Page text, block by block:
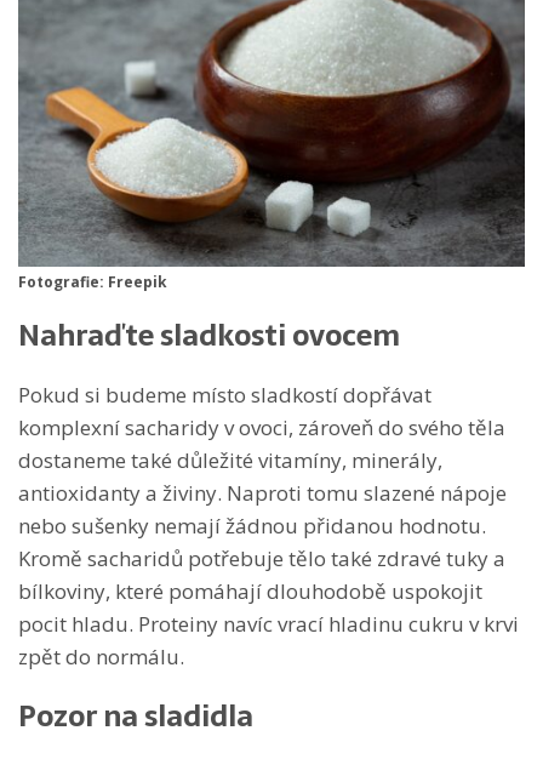
Fotografie: Freepik
Nahraďte sladkosti ovocem
Pokud si budeme místo sladkostí dopřávat
komplexní sacharidy v ovoci, zároveň do svého těla
dostaneme také důležité vitamíny, minerály,
antioxidanty a živiny. Naproti tomu slazené nápoje
nebo sušenky nemají žádnou přidanou hodnotu.
Kromě sacharidů potřebuje tělo také zdravé tuky a
bílkoviny, které pomáhají dlouhodobě uspokojit
pocit hladu. Proteiny navíc vrací hladinu cukru v krvi
zpět do normálu.
Pozor na sladidla